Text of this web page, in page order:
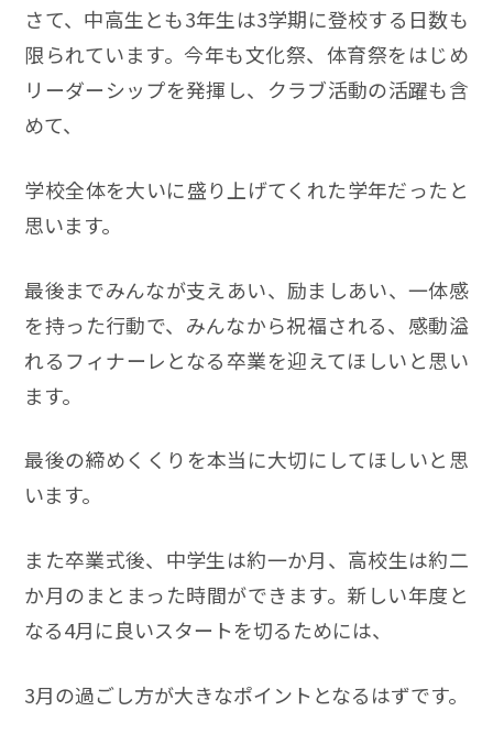
さて、中高生とも3年生は3学期に登校する日数も
限られています。今年も文化祭、体育祭をはじめ
リーダーシップを発揮し、クラブ活動の活躍も含
めて、
学校全体を大いに盛り上げてくれた学年だったと
思います。
最後までみんなが支えあい、励ましあい、一体感
を持った行動で、みんなから祝福される、感動溢
れるフィナーレとなる卒業を迎えてほしいと思い
ます。
最後の締めくくりを本当に大切にしてほしいと思
います。
また卒業式後、中学生は約一か月、高校生は約二
か月のまとまった時間ができます。新しい年度と
なる4月に良いスタートを切るためには、
3月の過ごし方が大きなポイントとなるはずです。